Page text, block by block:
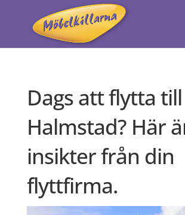
Dags att flytta till
Halmstad? Här
insikter från din
flyttfirma.